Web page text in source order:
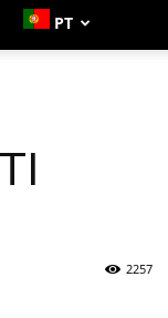
PT
2257